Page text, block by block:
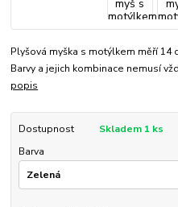
Plyšová myška s motýlkem měří
Barvy a jejich kombinace nemusí
popis
Dostupnost
Skladem 1 ks
Barva